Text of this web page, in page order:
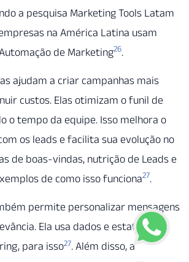
a pesquisa Marketing Tools Latam
na América Latina usam
de Marketing26.
ajudam a criar campanhas mais
custos. Elas otimizam o funil de
o tempo da equipe. Isso melhora o
os leads e facilita sua evolução no
de boas-vindas, nutrição de Leads e
de como isso funciona27.
permite personalizar mensagens
Ela usa dados e estatísticas,
para isso27. Além disso, a